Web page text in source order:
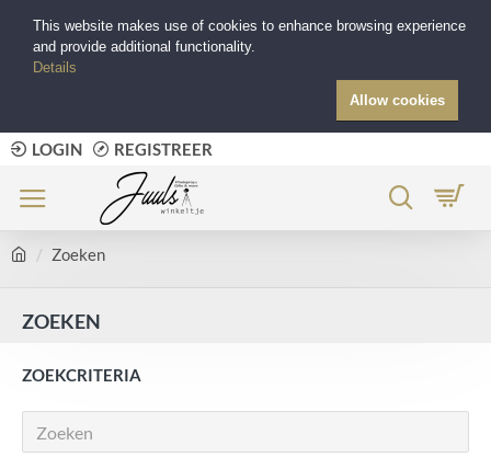
LOGIN REGISTREER
Zoeken
ZOEKEN
ZOEKCRITERIA
This website makes use of cookies to enhance browsing experience
and provide additional functionality.
Details
Allow cookies